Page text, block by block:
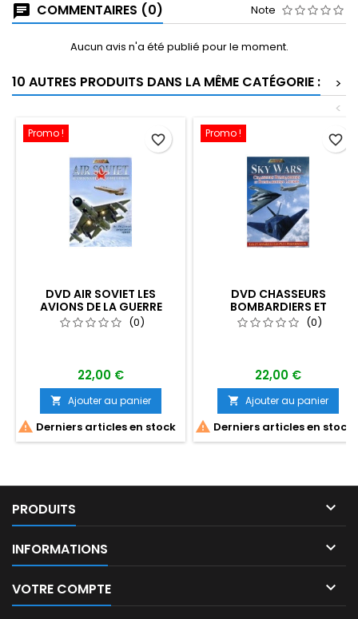
COMMENTAIRES (0) Note
Aucun avis n'a été publié pour le moment.
10 AUTRES PRODUITS DANS LA MÊME CATÉGORIE :
>
<
Promo !
DVD AIR SOVIET LES
AVIONS DE LA GUERRE
FROIDE (0)
22,00 €
 Ajouter au panier
 Derniers articles en stock
favorite_border Promo !
DVD CHASSEURS
BOMBARDIERS ET
BOMBARDIERS LOURDS
(0)
22,00 €
 Ajouter au panier
 Derniers articles en stock
favorite_border
PRODUITS 
INFORMATIONS 
VOTRE COMPTE 